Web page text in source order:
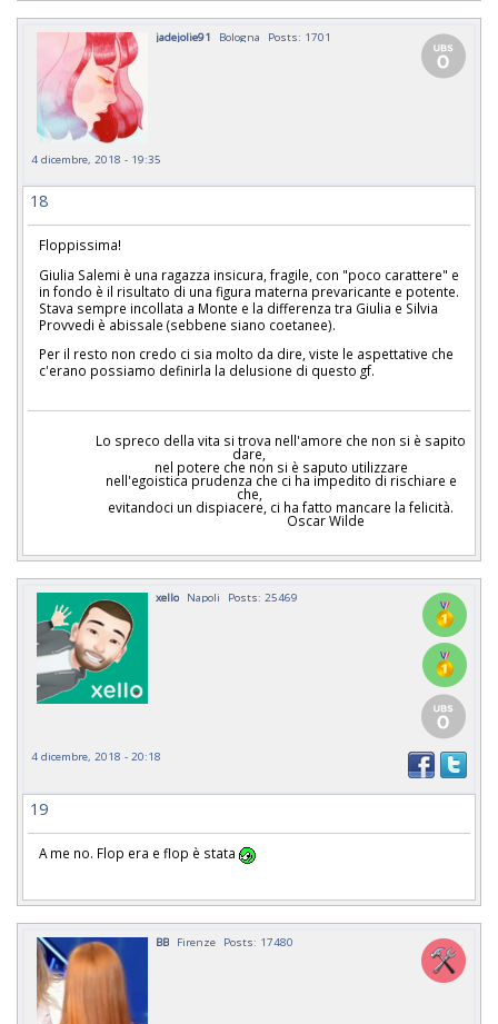
jadejolie91 Bologna Posts: 1701
4 dicembre, 2018 - 19:35
18
Floppissima!
Giulia Salemi è una ragazza insicura, fragile, con "poco carattere" e
in fondo è il risultato di una figura materna prevaricante e potente.
Stava sempre incollata a Monte e la differenza tra Giulia e Silvia
Provvedi è abissale (sebbene siano coetanee).
Per il resto non credo ci sia molto da dire, viste le aspettative che
c'erano possiamo definirla la delusione di questo gf.
Lo spreco della vita si trova nell'amore che non si è sapito
dare,
nel potere che non si è saputo utilizzare
nell'egoistica prudenza che ci ha impedito di rischiare e
che,
evitandoci un dispiacere, ci ha fatto mancare la felicità.
Oscar Wilde
xello Napoli Posts: 25469
4 dicembre, 2018 - 20:18
19
A me no. Flop era e flop è stata
BB Firenze Posts: 17480